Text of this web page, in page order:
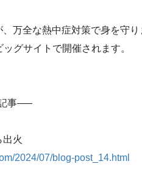
万全な熱中症対策で身を守り
グサイトで開催されます。
事—–
火
2024/07/blog-post_14.html